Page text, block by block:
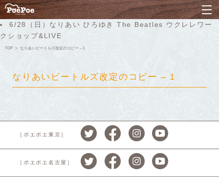
ナ
6/28（日）なりあい ひろゆき The Beatles ウクレレワー
クショップ&LIVE
TOP なりあいビートルズ改定のコピー – 1
なりあいビートルズ改定のコピー – 1
［ポエポエ東京］
［ポエポエ名古屋］